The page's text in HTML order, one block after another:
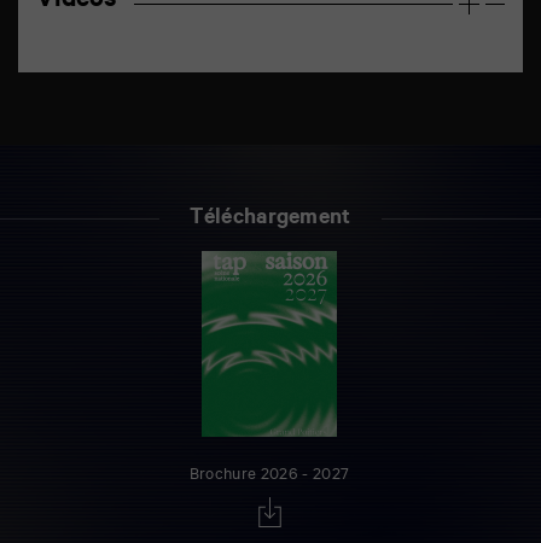
Téléchargement
Brochure 2026 - 2027